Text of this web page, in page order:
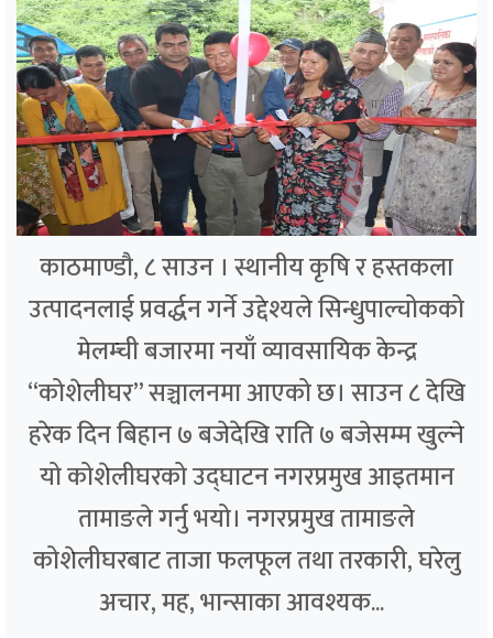
काठमाण्डौ, ८ साउन । स्थानीय कृषि र हस्तकला
उत्पादनलाई प्रवर्द्धन गर्ने उद्देश्यले सिन्धुपाल्चोकको
मेलम्ची बजारमा नयाँ व्यावसायिक केन्द्र
“कोशेलीघर” सञ्चालनमा आएको छ। साउन ८ देखि
हरेक दिन बिहान ७ बजेदेखि राति ७ बजेसम्म खुल्ने
यो कोशेलीघरको उद्घाटन नगरप्रमुख आइतमान
तामाङले गर्नु भयो। नगरप्रमुख तामाङले
कोशेलीघरबाट ताजा फलफूल तथा तरकारी, घरेलु
अचार, मह, भान्साका आवश्यक...